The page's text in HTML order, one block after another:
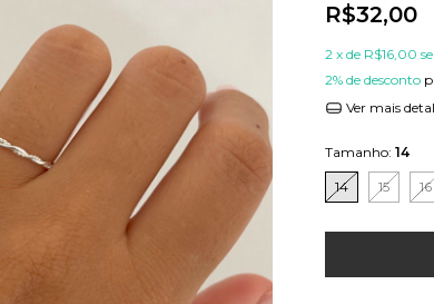
R$32,00
2 x de R$16,00
2% de desconto
Ver mais
Tamanho: 14
14 15 16